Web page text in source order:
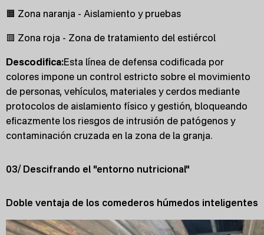
🟧 Zona naranja - Aislamiento y pruebas
🟥 Zona roja - Zona de tratamiento del estiércol
Descodifica:Esta línea de defensa codificada por
colores impone un control estricto sobre el movimiento
de personas, vehículos, materiales y cerdos mediante
protocolos de aislamiento físico y gestión, bloqueando
eficazmente los riesgos de intrusión de patógenos y
contaminación cruzada en la zona de la granja.
03/ Descifrando el "entorno nutricional"
Doble ventaja de los comederos húmedos inteligentes